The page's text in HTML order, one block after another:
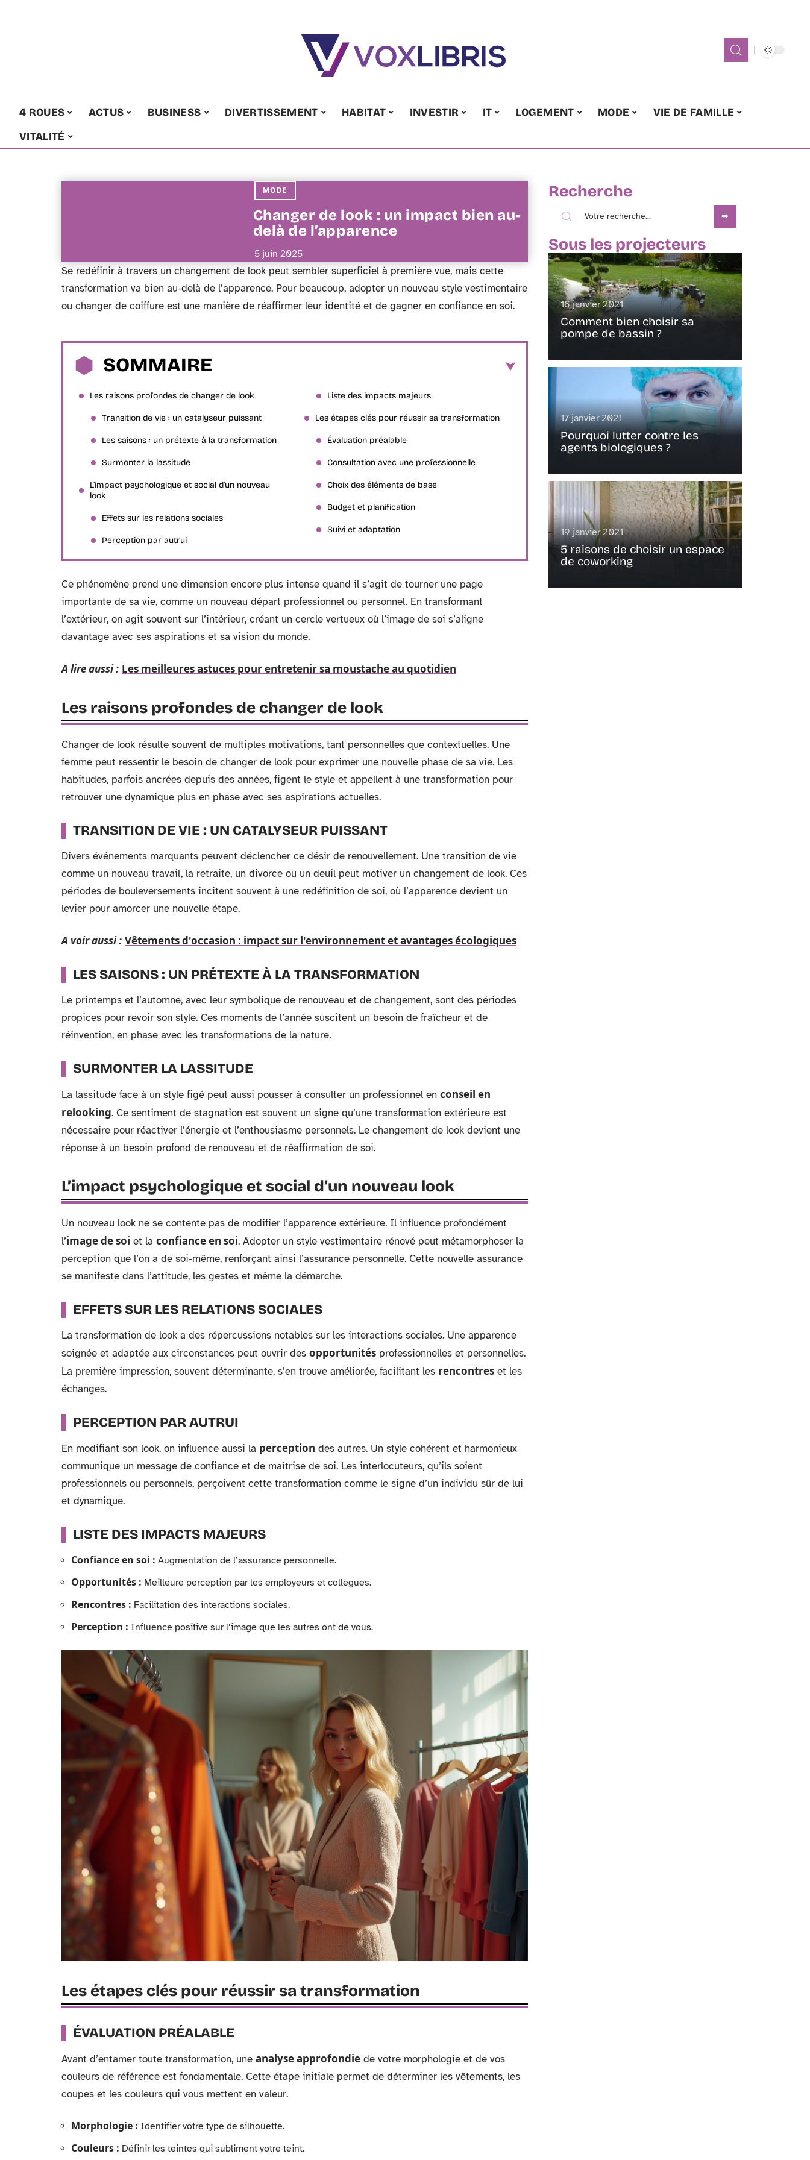
4 ROUES ACTUS BUSINESS DIVERTISSEMENT HABITAT INVESTIR IT LOGEMENT MODE
VIE DE FAMILLE
VITALITÉ
MODE
Changer de look : un impact bien au-
delà de l’apparence
5 juin 2025
Se redéfinir à travers un changement de look peut sembler superficiel à première vue, mais cette
transformation va bien au-delà de l’apparence. Pour beaucoup, adopter un nouveau style vestimentaire
ou changer de coiffure est une manière de réaffirmer leur identité et de gagner en confiance en soi.
SOMMAIRE
Les raisons profondes de changer de look
Transition de vie : un catalyseur puissant
Les saisons : un prétexte à la transformation
Surmonter la lassitude
L’impact psychologique et social d’un nouveau
look
Effets sur les relations sociales
Perception par autrui
Liste des impacts majeurs
Les étapes clés pour réussir sa transformation
Évaluation préalable
Consultation avec une professionnelle
Choix des éléments de base
Budget et planification
Suivi et adaptation
Ce phénomène prend une dimension encore plus intense quand il s’agit de tourner une page
importante de sa vie, comme un nouveau départ professionnel ou personnel. En transformant
l’extérieur, on agit souvent sur l’intérieur, créant un cercle vertueux où l’image de soi s’aligne
davantage avec ses aspirations et sa vision du monde.
A lire aussi : Les meilleures astuces pour entretenir sa moustache au quotidien
Les raisons profondes de changer de look
Changer de look résulte souvent de multiples motivations, tant personnelles que contextuelles. Une
femme peut ressentir le besoin de changer de look pour exprimer une nouvelle phase de sa vie. Les
habitudes, parfois ancrées depuis des années, figent le style et appellent à une transformation pour
retrouver une dynamique plus en phase avec ses aspirations actuelles.
TRANSITION DE VIE : UN CATALYSEUR PUISSANT
Divers événements marquants peuvent déclencher ce désir de renouvellement. Une transition de vie
comme un nouveau travail, la retraite, un divorce ou un deuil peut motiver un changement de look. Ces
périodes de bouleversements incitent souvent à une redéfinition de soi, où l’apparence devient un
levier pour amorcer une nouvelle étape.
A voir aussi : Vêtements d'occasion : impact sur l'environnement et avantages écologiques
LES SAISONS : UN PRÉTEXTE À LA TRANSFORMATION
Le printemps et l’automne, avec leur symbolique de renouveau et de changement, sont des périodes
propices pour revoir son style. Ces moments de l’année suscitent un besoin de fraîcheur et de
réinvention, en phase avec les transformations de la nature.
SURMONTER LA LASSITUDE
La lassitude face à un style figé peut aussi pousser à consulter un professionnel en conseil en
relooking. Ce sentiment de stagnation est souvent un signe qu’une transformation extérieure est
nécessaire pour réactiver l’énergie et l’enthousiasme personnels. Le changement de look devient une
réponse à un besoin profond de renouveau et de réaffirmation de soi.
L’impact psychologique et social d’un nouveau look
Un nouveau look ne se contente pas de modifier l’apparence extérieure. Il influence profondément
l’image de soi et la confiance en soi. Adopter un style vestimentaire rénové peut métamorphoser la
perception que l’on a de soi-même, renforçant ainsi l’assurance personnelle. Cette nouvelle assurance
se manifeste dans l’attitude, les gestes et même la démarche.
EFFETS SUR LES RELATIONS SOCIALES
La transformation de look a des répercussions notables sur les interactions sociales. Une apparence
soignée et adaptée aux circonstances peut ouvrir des opportunités professionnelles et personnelles.
La première impression, souvent déterminante, s’en trouve améliorée, facilitant les rencontres et les
échanges.
PERCEPTION PAR AUTRUI
En modifiant son look, on influence aussi la perception des autres. Un style cohérent et harmonieux
communique un message de confiance et de maîtrise de soi. Les interlocuteurs, qu’ils soient
professionnels ou personnels, perçoivent cette transformation comme le signe d’un individu sûr de lui
et dynamique.
LISTE DES IMPACTS MAJEURS
Confiance en soi : Augmentation de l’assurance personnelle.
Opportunités : Meilleure perception par les employeurs et collègues.
Rencontres : Facilitation des interactions sociales.
Perception : Influence positive sur l’image que les autres ont de vous.
Les étapes clés pour réussir sa transformation
ÉVALUATION PRÉALABLE
Avant d’entamer toute transformation, une analyse approfondie de votre morphologie et de vos
couleurs de référence est fondamentale. Cette étape initiale permet de déterminer les vêtements, les
coupes et les couleurs qui vous mettent en valeur.
Morphologie : Identifier votre type de silhouette.
Couleurs : Définir les teintes qui subliment votre teint.
Recherche
Sous les projecteurs
16 janvier 2021
Comment bien choisir sa
pompe de bassin ?
17 janvier 2021
Pourquoi lutter contre les
agents biologiques ?
19 janvier 2021
5 raisons de choisir un espace
de coworking